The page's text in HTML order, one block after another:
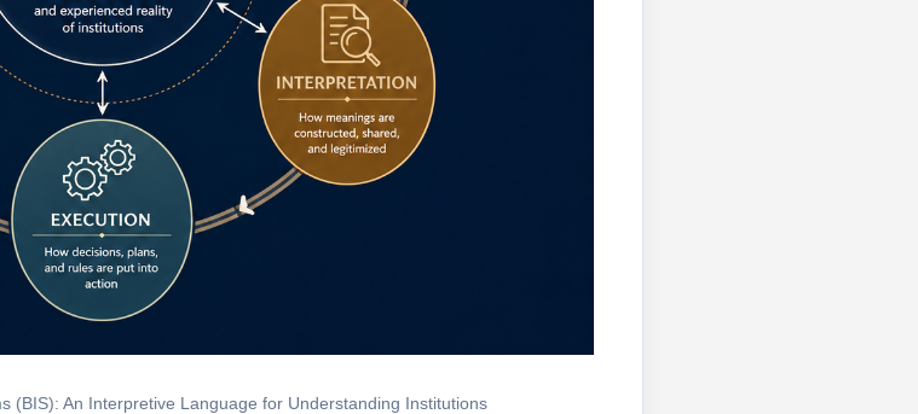
(BIS): An Interpretive Language for Understanding Institutions.